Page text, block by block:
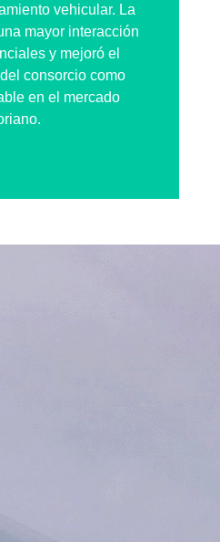
vehicular. La
mayor interacción
y mejoró el
consorcio como
en el mercado